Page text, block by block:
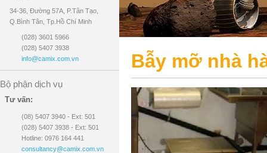
34-36, Đường 57A, P.Tân Tạo,
Q.Bình Tân, Tp.Hồ Chí Minh
(028) 3601 5966
(028) 5407 3938
info@camix.com.vn
Bộ phận dịch vụ
Tư vấn:
(08) 5407 3940 - Ext: 501
(028) 5407 3938 - Ext: 501
Hotline: 0976 164 441
consultancy@camix.com.vn
Bẫy mỡ nhà